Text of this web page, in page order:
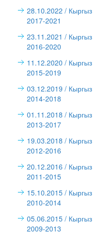
28.10.2022 /
2017-2021
23.11.2021 /
2016-2020
11.12.2020 /
2015-2019
03.12.2019 /
2014-2018
01.11.2018 /
2013-2017
19.03.2018 /
2012-2016
20.12.2016 /
2011-2015
15.10.2015 /
2010-2014
05.06.2015 /
2009-2013